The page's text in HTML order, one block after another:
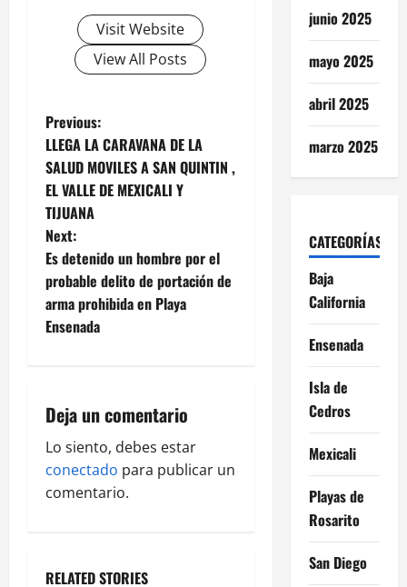
Visit Website
View All Posts
P
o
s
t
n
a
g
a
t
Previous:
LLEGA LA CARAVANA DE LA
SALUD MOVILES A SAN QUINTIN ,
EL VALLE DE MEXICALI Y
TIJUANA
Next:
Es detenido un hombre por el
probable delito de portación de
arma prohibida en Playa
Ensenada
Deja un comentario
Lo siento, debes estar
conectado para publicar un
comentario.
RELATED STORIES
junio 2025
mayo 2025
abril 2025
marzo 2025
CATEGORÍAS
Baja
California
Ensenada
Isla de
Cedros
Mexicali
Playas de
Rosarito
San Diego